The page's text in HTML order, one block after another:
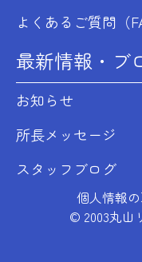
よくあるご質問（
最新情報・ブ
お知らせ
所長メッセージ
スタッフブログ
個人情報
© 2003丸山